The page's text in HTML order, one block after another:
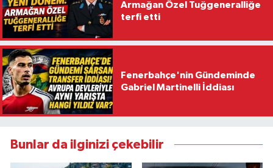
Armağan Özel Tuğgeneralliğe
terfi etti
Fenerbahçe'nin Gündeminde
Gabriel Martinelli İddiası
Bunlar da ilginizi çekebilir